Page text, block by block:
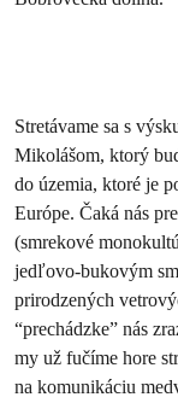
Stretávame sa s
Mikolášom, ktorý
do územia, ktoré je
Európe. Čaká nás
(smrekové
jedľovo-bukovým
prirodzených
“prechádzke” nás
my už fučíme hore
na komunikáciu